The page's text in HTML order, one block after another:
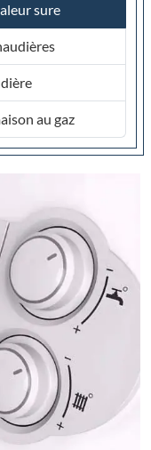
sure
au gaz